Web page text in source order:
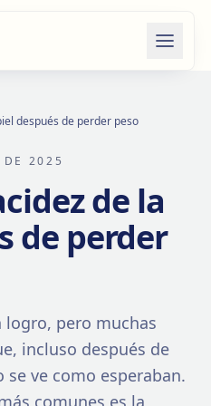
después de perder peso
DE 2025
de la
de perder
logro, pero muchas
incluso después de
se ve como esperaban.
comunes es la